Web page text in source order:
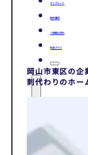
テンプレート
制作事例
ご依頼の流れ
料金プラン
岡山市東区の企
刺代わりのホー